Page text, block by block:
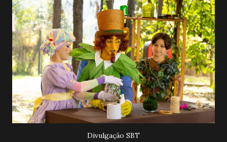
Divulgação SBT